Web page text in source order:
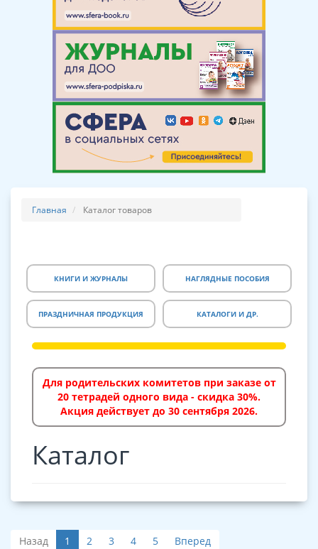
Главная Каталог товаров
КНИГИ И ЖУРНАЛЫ НАГЛЯДНЫЕ ПОСОБИЯ
ПРАЗДНИЧНАЯ ПРОДУКЦИЯ КАТАЛОГИ И ДР.
Для родительских комитетов при заказе от
20 тетрадей одного вида - скидка 30%.
Акция действует до 30 сентября 2026.
Каталог
Назад 1 2 3 4 5 Вперед